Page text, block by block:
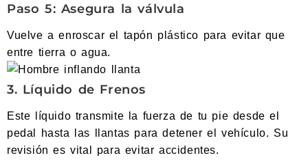
Paso 5: Asegura la válvula
Vuelve a enroscar el tapón plástico para evitar que
entre tierra o agua.
3. Líquido de Frenos
Este líquido transmite la fuerza de tu pie desde el
pedal hasta las llantas para detener el vehículo. Su
revisión es vital para evitar accidentes.